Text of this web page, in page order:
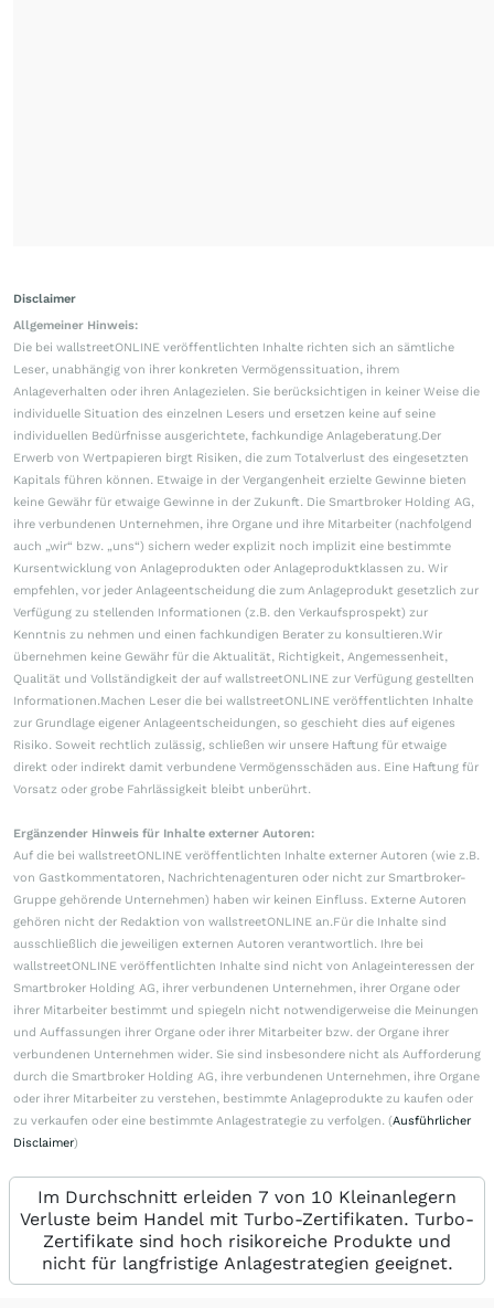
Disclaimer
Allgemeiner Hinweis:
Die bei wallstreetONLINE veröffentlichten Inhalte richten sich an sämtliche
Leser, unabhängig von ihrer konkreten Vermögenssituation, ihrem
Anlageverhalten oder ihren Anlagezielen. Sie berücksichtigen in keiner Weise die
individuelle Situation des einzelnen Lesers und ersetzen keine auf seine
individuellen Bedürfnisse ausgerichtete, fachkundige Anlageberatung.Der
Erwerb von Wertpapieren birgt Risiken, die zum Totalverlust des eingesetzten
Kapitals führen können. Etwaige in der Vergangenheit erzielte Gewinne bieten
keine Gewähr für etwaige Gewinne in der Zukunft. Die Smartbroker Holding AG,
ihre verbundenen Unternehmen, ihre Organe und ihre Mitarbeiter (nachfolgend
auch „wir“ bzw. „uns“) sichern weder explizit noch implizit eine bestimmte
Kursentwicklung von Anlageprodukten oder Anlageproduktklassen zu. Wir
empfehlen, vor jeder Anlageentscheidung die zum Anlageprodukt gesetzlich zur
Verfügung zu stellenden Informationen (z.B. den Verkaufsprospekt) zur
Kenntnis zu nehmen und einen fachkundigen Berater zu konsultieren.Wir
übernehmen keine Gewähr für die Aktualität, Richtigkeit, Angemessenheit,
Qualität und Vollständigkeit der auf wallstreetONLINE zur Verfügung gestellten
Informationen.Machen Leser die bei wallstreetONLINE veröffentlichten Inhalte
zur Grundlage eigener Anlageentscheidungen, so geschieht dies auf eigenes
Risiko. Soweit rechtlich zulässig, schließen wir unsere Haftung für etwaige
direkt oder indirekt damit verbundene Vermögensschäden aus. Eine Haftung für
Vorsatz oder grobe Fahrlässigkeit bleibt unberührt.
Ergänzender Hinweis für Inhalte externer Autoren:
Auf die bei wallstreetONLINE veröffentlichten Inhalte externer Autoren (wie z.B.
von Gastkommentatoren, Nachrichtenagenturen oder nicht zur Smartbroker-
Gruppe gehörende Unternehmen) haben wir keinen Einfluss. Externe Autoren
gehören nicht der Redaktion von wallstreetONLINE an.Für die Inhalte sind
ausschließlich die jeweiligen externen Autoren verantwortlich. Ihre bei
wallstreetONLINE veröffentlichten Inhalte sind nicht von Anlageinteressen der
Smartbroker Holding AG, ihrer verbundenen Unternehmen, ihrer Organe oder
ihrer Mitarbeiter bestimmt und spiegeln nicht notwendigerweise die Meinungen
und Auffassungen ihrer Organe oder ihrer Mitarbeiter bzw. der Organe ihrer
verbundenen Unternehmen wider. Sie sind insbesondere nicht als Aufforderung
durch die Smartbroker Holding AG, ihre verbundenen Unternehmen, ihre Organe
oder ihrer Mitarbeiter zu verstehen, bestimmte Anlageprodukte zu kaufen oder
zu verkaufen oder eine bestimmte Anlagestrategie zu verfolgen. (Ausführlicher
Disclaimer)
Im Durchschnitt erleiden 7 von 10 Kleinanlegern
Verluste beim Handel mit Turbo-Zertifikaten. Turbo-
Zertifikate sind hoch risikoreiche Produkte und
nicht für langfristige Anlagestrategien geeignet.